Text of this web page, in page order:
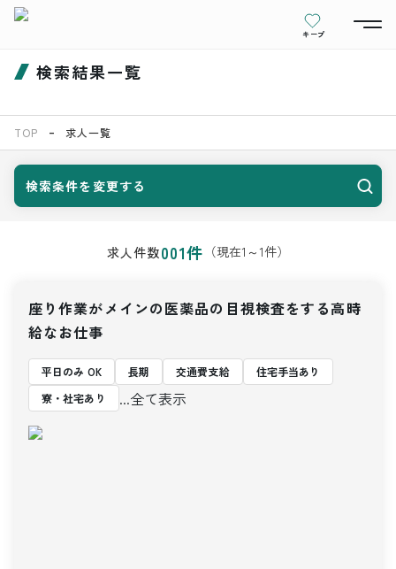
キープ
検索結果一覧
TOP 求人一覧
検索条件を変更する
求人件数001件 （現在1 ～1件）
座り作業がメインの医薬品の目視検査をする高時
給なお仕事
平日のみ OK 長期 交通費支給
住宅手当あり
寮・社宅あり
...全て表示